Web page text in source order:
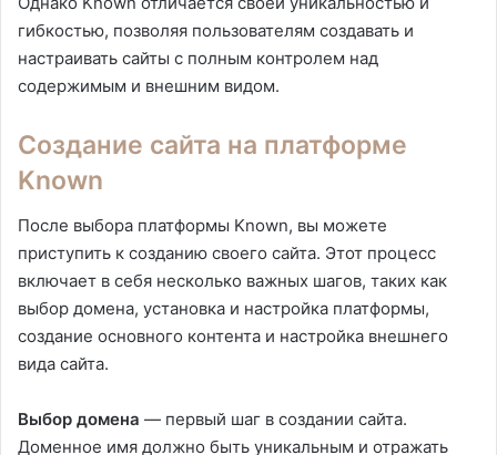
гибкостью, позволяя пользователям создавать и
настраивать сайты с полным контролем над
содержимым и внешним видом.
Создание сайта на платформе
Known
После выбора платформы Known, вы можете
приступить к созданию своего сайта. Этот процесс
включает в себя несколько важных шагов, таких как
выбор домена, установка и настройка платформы,
создание основного контента и настройка внешнего
вида сайта.
Выбор домена — первый шаг в создании сайта.
Доменное имя должно быть уникальным и отражать